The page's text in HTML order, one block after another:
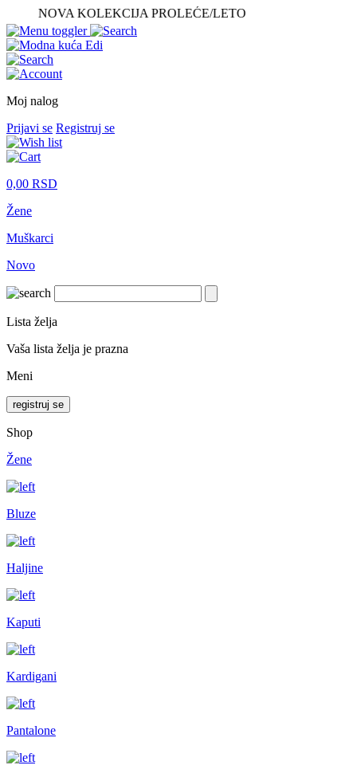
NOVA KOLEKCIJA PROLEĆE/LETO
Moj nalog
Prijavi se Registruj se
0,00 RSD
Žene
Muškarci
Novo
Lista želja
Vaša lista želja je prazna
Meni
registruj se
Shop
Žene
Bluze
Haljine
Kaputi
Kardigani
Pantalone